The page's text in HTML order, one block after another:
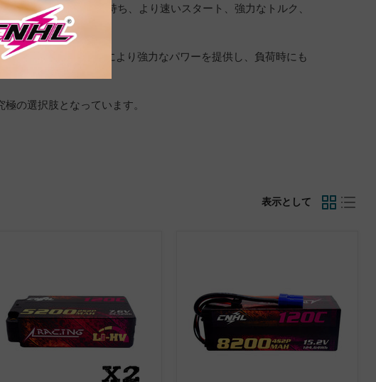
120Cの放電能力を持ち、より速いスタート、強力なトルク、
パックはセルごとにより強力なパワーを提供し、負荷時にも
の選択肢となっています。
表示として